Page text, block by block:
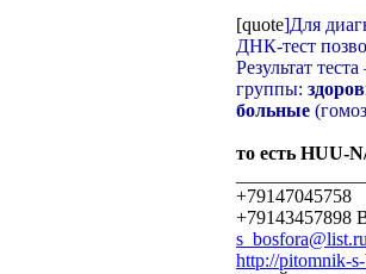
[quote]Для
ДНК-тест
Результат
группы:
больные
то есть HUU-
+79147045758
http://pitomnik-